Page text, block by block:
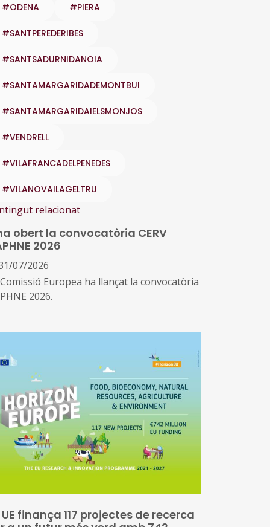
#ODENA #PIERA
#SANTPEREDERIBES
#SANTSADURNIDANOIA
#SANTAMARGARIDADEMONTBUI
#SANTAMARGARIDAIELSMONJOS
#VENDRELL
#VILAFRANCADELPENEDES
#VILANOVAILAGELTRU
relacionat
obert la convocatòria CERV
2026
07/2026
Europea ha llançat la convocatòria
2026.
UE finança 117 projectes de recerca